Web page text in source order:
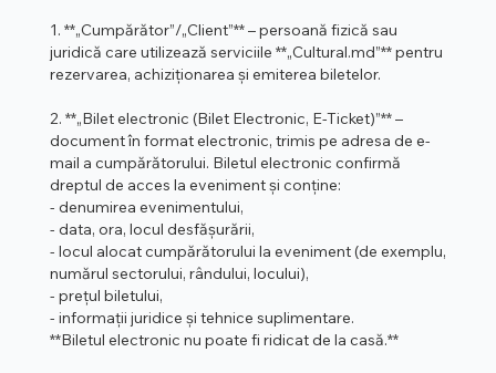
1. **„Cumpărător”/„Client”** – persoană fizică sau
juridică care utilizează serviciile **„Cultural.md”** pentru
rezervarea, achiziționarea și emiterea biletelor.
2. **„Bilet electronic (Bilet Electronic, E-Ticket)”** –
document în format electronic, trimis pe adresa de e-
mail a cumpărătorului. Biletul electronic confirmă
dreptul de acces la eveniment și conține:
- denumirea evenimentului,
- data, ora, locul desfășurării,
- locul alocat cumpărătorului la eveniment (de exemplu,
numărul sectorului, rândului, locului),
- prețul biletului,
- informații juridice și tehnice suplimentare.
**Biletul electronic nu poate fi ridicat de la casă.**